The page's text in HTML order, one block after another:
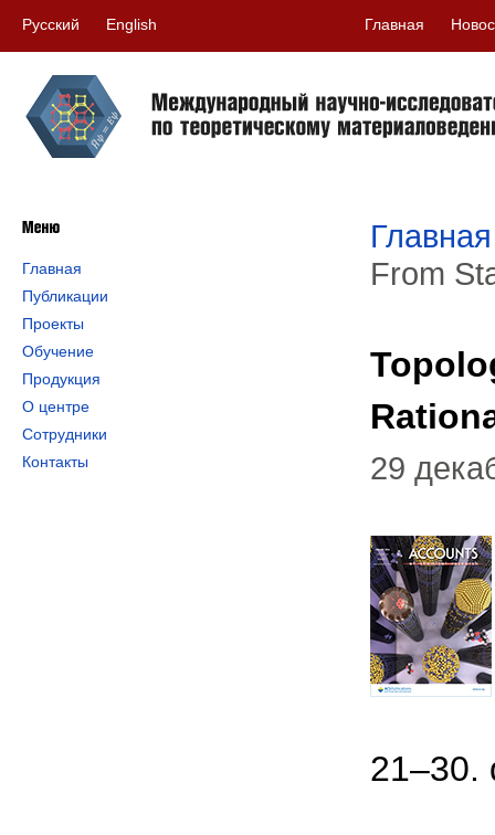
Русский English Главная
Главная
Публикации
Проекты
Обучение
Продукция
О центре
Сотрудники
Контакты
Главная
From
29
21–30.